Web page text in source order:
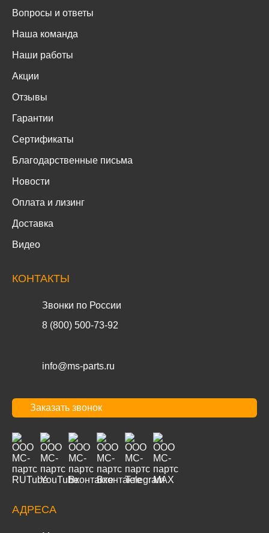
Вопросы и ответы
Наша команда
Наши работы
Акции
Отзывы
Гарантии
Сертификаты
Благодарственные письма
Новости
Оплата и лизинг
Доставка
Видео
КОНТАКТЫ
Звонки по России
8 (800) 500-73-92
info@ms-parts.ru
Заказать звонок
АДРЕСА